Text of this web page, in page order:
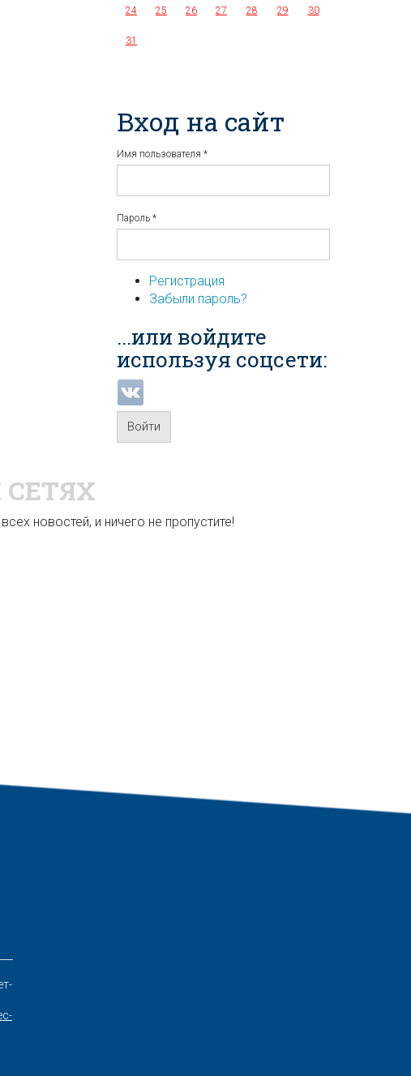
24 25 26 27 28 29 30
31
Вход на сайт
Имя пользователя *
Пароль *
Регистрация
Забыли пароль?
...или войдите
используя соцсети:
Войти
новостей, и ничего не пропустите!